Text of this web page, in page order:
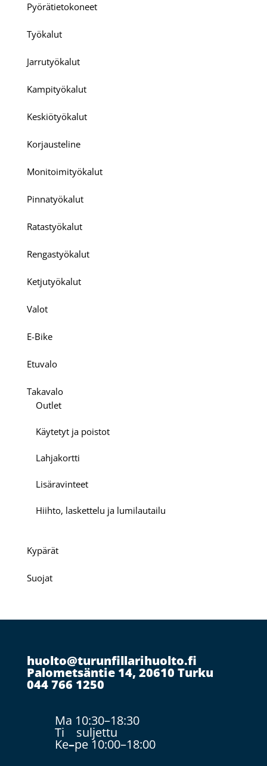
Pyörätietokoneet
Työkalut
Jarrutyökalut
Kampityökalut
Keskiötyökalut
Korjausteline
Monitoimityökalut
Pinnatyökalut
Ratastyökalut
Rengastyökalut
Ketjutyökalut
Valot
E-Bike
Etuvalo
Takavalo
Outlet
Käytetyt ja poistot
Lahjakortti
Lisäravinteet
Hiihto, laskettelu ja lumilautailu
Kypärät
Suojat
huolto@turunfillarihuolto.fi
Palometsäntie 14, 20610 Turku
044 766 1250
Ma 10:30–18:30
Ti suljettu
Ke–pe 10:00–18:00